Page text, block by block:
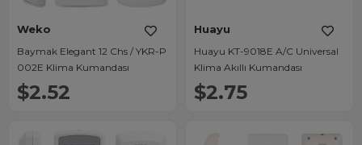
Weko
Baymak Elegant 12 Chs / YKR-P
002E Klima Kumandası
$2.52
Huayu
Huayu KT-9018E A/C Universal
Klima Akıllı Kumandası
$2.75